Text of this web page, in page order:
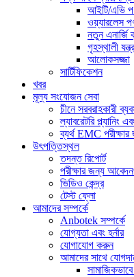
আইটি/এভি
ওয়্যারলেস
নতুন এনার্জি
গৃহস্থালী
আলোকসজ্জা
সার্টিফিকেশন
খবর
মূল্য সংযোজন সেবা
চীনে সরবরাহকারী
ল্যাবরেটরি প্ল্যানিং
ব্যর্থ EMC
উৎপত্তিস্থল
তদন্ত রিপোর্ট
পরীক্ষার জন্য
ভিডিও কেন্দ্র
টেস্ট ফ্লো
আমাদের সম্পর্কে
Anbotek সম্পর্কে
যোগ্যতা এবং হর্নার
যোগাযোগ করুন
আমাদের সাথে